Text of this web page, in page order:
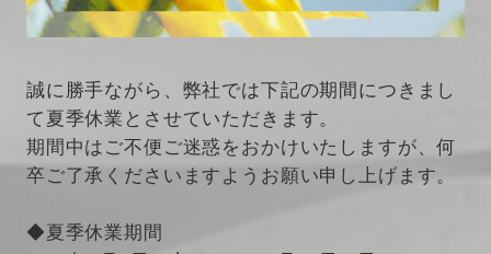
誠に勝手ながら、弊社では下記の期間につきまし
て夏季休業とさせていただきます。
期間中はご不便ご迷惑をおかけいたしますが、何
卒ご了承くださいますようお願い申し上げます。
◆夏季休業期間